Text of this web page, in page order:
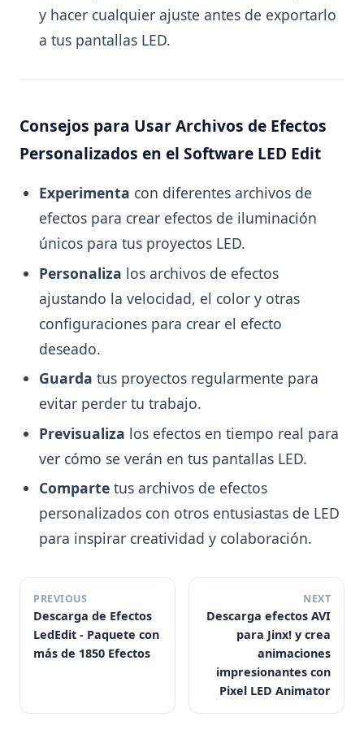
y hacer cualquier ajuste antes de exportarlo
a tus pantallas LED.
Consejos para Usar Archivos de Efectos
Personalizados en el Software LED Edit
Experimenta con diferentes archivos de
efectos para crear efectos de iluminación
únicos para tus proyectos LED.
Personaliza los archivos de efectos
ajustando la velocidad, el color y otras
configuraciones para crear el efecto
deseado.
Guarda tus proyectos regularmente para
evitar perder tu trabajo.
Previsualiza los efectos en tiempo real para
ver cómo se verán en tus pantallas LED.
Comparte tus archivos de efectos
personalizados con otros entusiastas de LED
para inspirar creatividad y colaboración.
PREVIOUS
Descarga de Efectos
LedEdit - Paquete con
más de 1850 Efectos
NEXT
Descarga efectos AVI
para Jinx! y crea
animaciones
impresionantes con
Pixel LED Animator